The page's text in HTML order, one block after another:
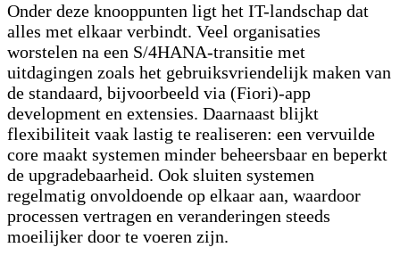
Onder deze knooppunten ligt het IT-landschap dat
alles met elkaar verbindt. Veel organisaties
worstelen na een S/4HANA-transitie met
uitdagingen zoals het gebruiksvriendelijk maken van
de standaard, bijvoorbeeld via (Fiori)-app
development en extensies. Daarnaast blijkt
flexibiliteit vaak lastig te realiseren: een vervuilde
core maakt systemen minder beheersbaar en beperkt
de upgradebaarheid. Ook sluiten systemen
regelmatig onvoldoende op elkaar aan, waardoor
processen vertragen en veranderingen steeds
moeilijker door te voeren zijn.